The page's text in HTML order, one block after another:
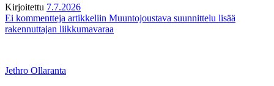
Kirjoitettu 7.7.2026
Ei kommentteja artikkeliin Muuntojoustava suunnittelu lisää
rakennuttajan liikkumavaraa
Jethro Ollaranta